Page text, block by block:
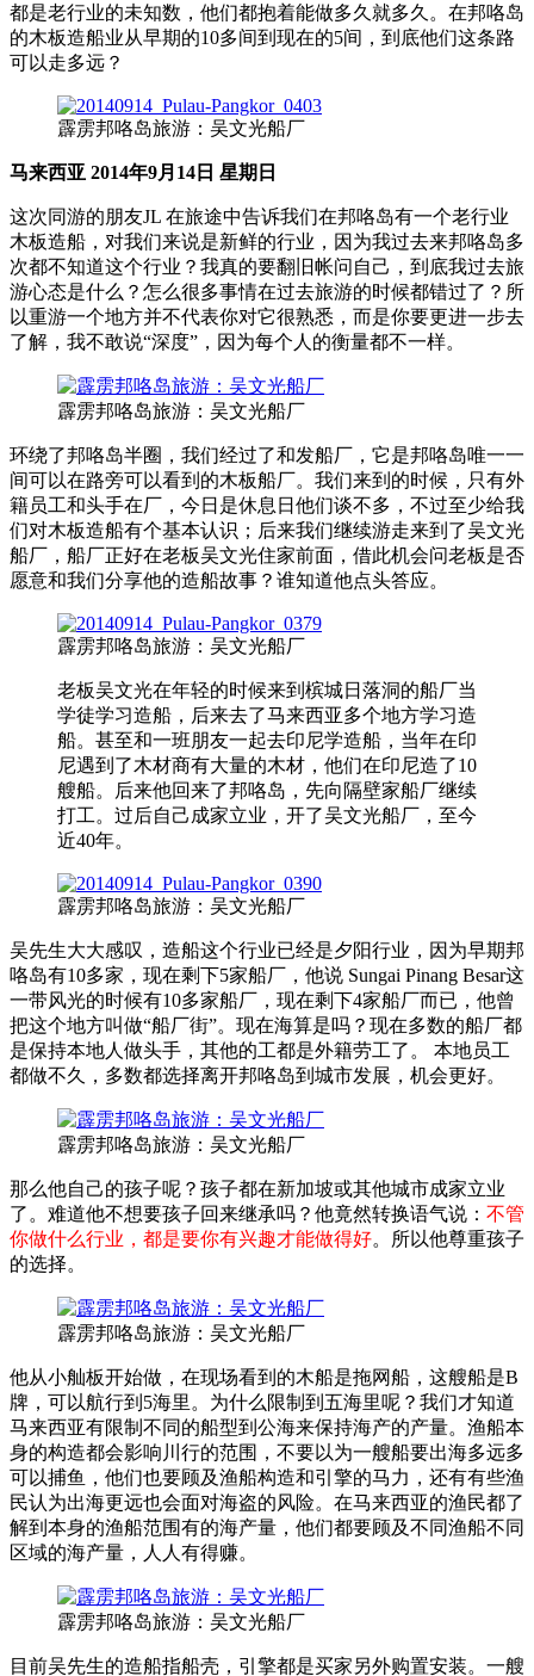
都是老行业的未知数，他们都抱着能做多久就多久。在邦咯岛
的木板造船业从早期的10多间到现在的5间，到底他们这条路
可以走多远？
霹雳邦咯岛旅游：吴文光船厂
马来西亚 2014年9月14日 星期日
这次同游的朋友JL 在旅途中告诉我们在邦咯岛有一个老行业
木板造船，对我们来说是新鲜的行业，因为我过去来邦咯岛多
次都不知道这个行业？我真的要翻旧帐问自己，到底我过去旅
游心态是什么？怎么很多事情在过去旅游的时候都错过了？所
以重游一个地方并不代表你对它很熟悉，而是你要更进一步去
了解，我不敢说“深度”，因为每个人的衡量都不一样。
霹雳邦咯岛旅游：吴文光船厂
环绕了邦咯岛半圈，我们经过了和发船厂，它是邦咯岛唯一一
间可以在路旁可以看到的木板船厂。我们来到的时候，只有外
籍员工和头手在厂，今日是休息日他们谈不多，不过至少给我
们对木板造船有个基本认识；后来我们继续游走来到了吴文光
船厂，船厂正好在老板吴文光住家前面，借此机会问老板是否
愿意和我们分享他的造船故事？谁知道他点头答应。
霹雳邦咯岛旅游：吴文光船厂
老板吴文光在年轻的时候来到槟城日落洞的船厂当
学徒学习造船，后来去了马来西亚多个地方学习造
船。甚至和一班朋友一起去印尼学造船，当年在印
尼遇到了木材商有大量的木材，他们在印尼造了10
艘船。后来他回来了邦咯岛，先向隔壁家船厂继续
打工。过后自己成家立业，开了吴文光船厂，至今
近40年。
霹雳邦咯岛旅游：吴文光船厂
吴先生大大感叹，造船这个行业已经是夕阳行业，因为早期邦
咯岛有10多家，现在剩下5家船厂，他说 Sungai Pinang Besar这
一带风光的时候有10多家船厂，现在剩下4家船厂而已，他曾
把这个地方叫做“船厂街”。现在海算是吗？现在多数的船厂都
是保持本地人做头手，其他的工都是外籍劳工了。 本地员工
都做不久，多数都选择离开邦咯岛到城市发展，机会更好。
霹雳邦咯岛旅游：吴文光船厂
那么他自己的孩子呢？孩子都在新加坡或其他城市成家立业
了。难道他不想要孩子回来继承吗？他竟然转换语气说： 不管
你做什么行业，都是要你有兴趣才能做得好。所以他尊重孩子
的选择。
霹雳邦咯岛旅游：吴文光船厂
他从小舢板开始做，在现场看到的木船是拖网船，这艘船是B
牌，可以航行到5海里。为什么限制到五海里呢？我们才知道
马来西亚有限制不同的船型到公海来保持海产的产量。渔船本
身的构造都会影响川行的范围，不要以为一艘船要出海多远多
可以捕鱼，他们也要顾及渔船构造和引擎的马力，还有有些渔
民认为出海更远也会面对海盗的风险。在马来西亚的渔民都了
解到本身的渔船范围有的海产量，他们都要顾及不同渔船不同
区域的海产量，人人有得赚。
霹雳邦咯岛旅游：吴文光船厂
目前吴先生的造船指船壳，引擎都是买家另外购置安装。一艘